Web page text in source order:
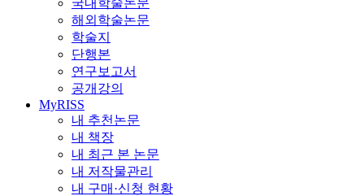
해외학술논문
학술지
단행본
연구보고서
공개강의
MyRISS
내 추천논문
내 책장
내 최근 본 논문
내 저작물관리
내 구매·신청 현황